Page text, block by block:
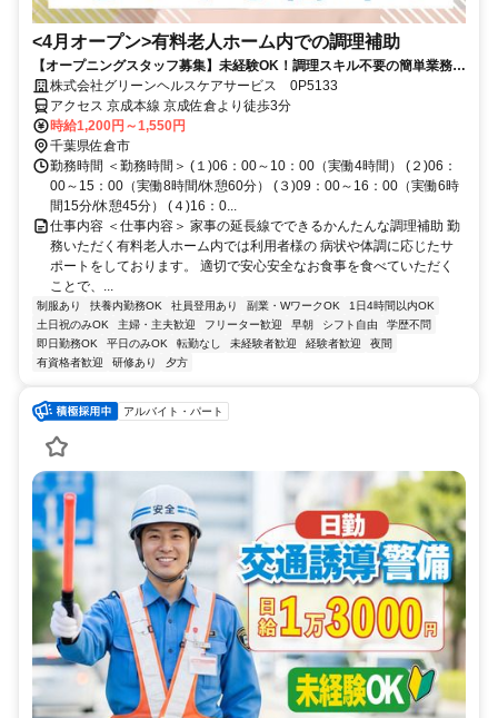
<4月オープン>有料老人ホーム内での調理補助
【オープニングスタッフ募集】未経験OK！調理スキル不要の簡単業務！
主婦(夫)活躍中
株式会社グリーンヘルスケアサービス 0P5133
アクセス 京成本線 京成佐倉より徒歩3分
時給1,200円～1,550円
千葉県佐倉市
勤務時間 ＜勤務時間＞ (１)06：00～10：00（実働4時間） (２)06：
00～15：00（実働8時間/休憩60分） (３)09：00～16：00（実働6時
間15分/休憩45分） (４)16：0...
仕事内容 ＜仕事内容＞ 家事の延長線でできるかんたんな調理補助 勤
務いただく有料老人ホーム内では利用者様の 病状や体調に応じたサ
ポートをしております。 適切で安心安全なお食事を食べていただく
ことで、...
制服あり 扶養内勤務OK 社員登用あり 副業・WワークOK
1日4時間以内OK
土日祝のみOK
主婦・主夫歓迎 フリーター歓迎 早朝 シフト自由
学歴不問
即日勤務OK
平日のみOK 転勤なし 未経験者歓迎 経験者歓迎
夜間
有資格者歓迎
研修あり 夕方
アルバイト・パート